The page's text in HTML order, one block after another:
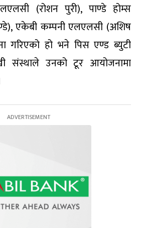
(रोशन पुरी), पाण्डे होम्स
एकेबी कम्पनी एलएलसी (अशिष
गरिएको हो भने पिस एण्ड ब्युटी
संस्थाले उनको टूर आयोजनामा